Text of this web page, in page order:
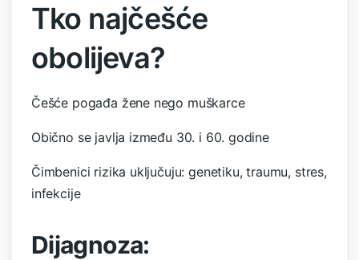
Tko najčešće
obolijeva?
Češće pogađa žene nego muškarce
Obično se javlja između 30. i 60. godine
Čimbenici rizika uključuju: genetiku, traumu, stres,
infekcije
Dijagnoza: